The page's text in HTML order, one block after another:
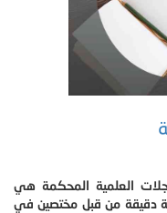
العلمية المحكمة هي
دقيقة من قبل مختصين في